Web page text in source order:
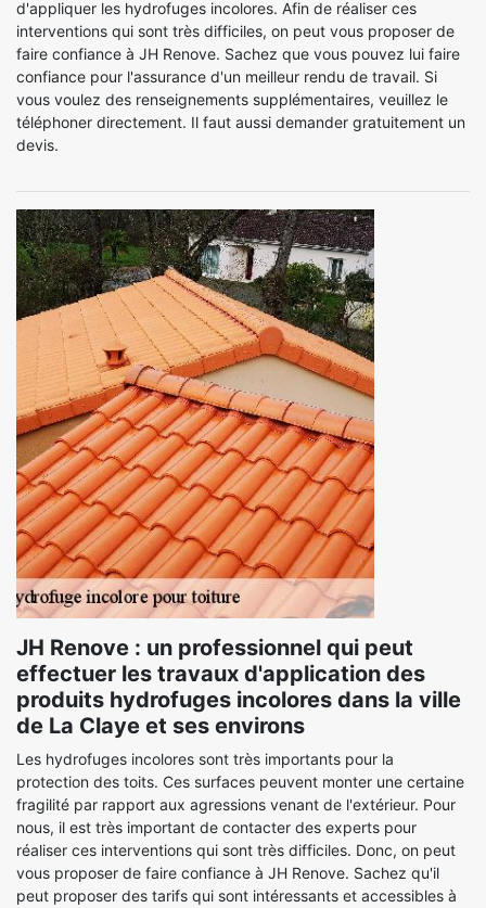
d'appliquer les hydrofuges incolores. Afin de réaliser ces
interventions qui sont très difficiles, on peut vous proposer de
faire confiance à JH Renove. Sachez que vous pouvez lui faire
confiance pour l'assurance d'un meilleur rendu de travail. Si
vous voulez des renseignements supplémentaires, veuillez le
téléphoner directement. Il faut aussi demander gratuitement un
devis.
JH Renove : un professionnel qui peut
effectuer les travaux d'application des
produits hydrofuges incolores dans la ville
de La Claye et ses environs
Les hydrofuges incolores sont très importants pour la
protection des toits. Ces surfaces peuvent monter une certaine
fragilité par rapport aux agressions venant de l'extérieur. Pour
nous, il est très important de contacter des experts pour
réaliser ces interventions qui sont très difficiles. Donc, on peut
vous proposer de faire confiance à JH Renove. Sachez qu'il
peut proposer des tarifs qui sont intéressants et accessibles à